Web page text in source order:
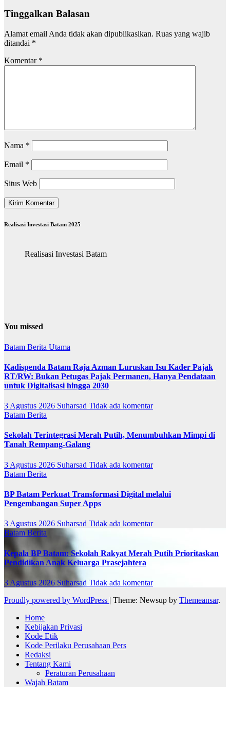
Tinggalkan Balasan
Alamat email Anda tidak akan dipublikasikan. Ruas yang wajib
ditandai *
Komentar *
Nama *
Email *
Situs Web
Realisasi Investasi Batam 2025
Realisasi Investasi Batam
You missed
Batam Berita Utama
Kadispenda Batam Raja Azman Luruskan Isu Kader Pajak
RT/RW: Bukan Petugas Pajak Permanen, Hanya Pendataan
untuk Digitalisasi hingga 2030
3 Agustus 2026 Suharsad Tidak ada komentar
Batam Berita
Sekolah Terintegrasi Merah Putih, Menumbuhkan Mimpi di
Tanah Rempang-Galang
3 Agustus 2026 Suharsad Tidak ada komentar
Batam Berita
BP Batam Perkuat Transformasi Digital melalui
Pengembangan Super Apps
3 Agustus 2026 Suharsad Tidak ada komentar
Batam Berita
Kepala BP Batam: Sekolah Rakyat Merah Putih Prioritaskan
Pendidikan Anak Keluarga Prasejahtera
3 Agustus 2026 Suharsad Tidak ada komentar
Proudly powered by WordPress | Theme: Newsup by Themeansar.
Home
Kebijakan Privasi
Kode Etik
Kode Perilaku Perusahaan Pers
Redaksi
Tentang Kami
Peraturan Perusahaan
Wajah Batam